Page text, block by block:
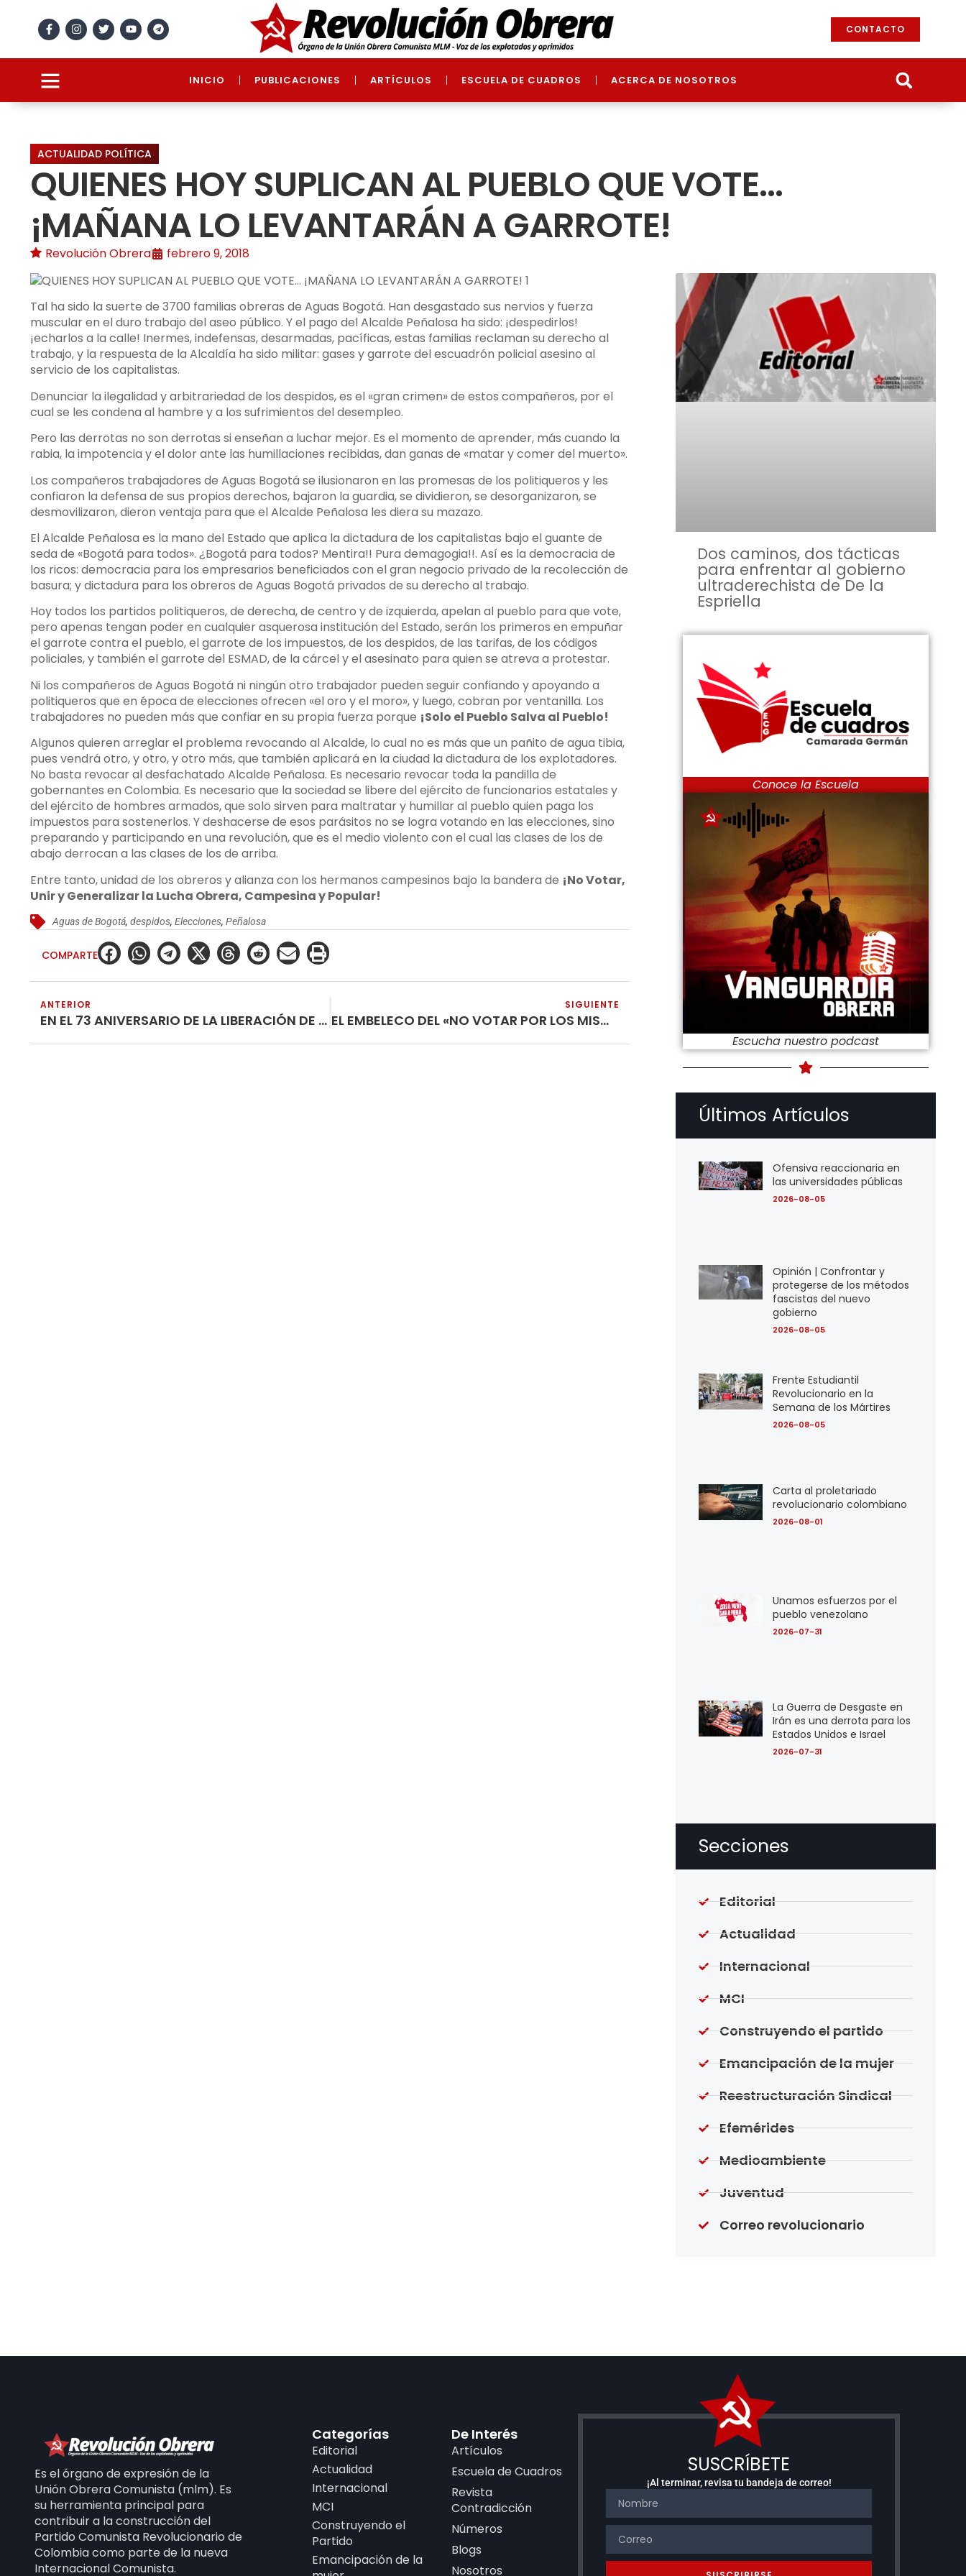
CONTACTO
INICIO PUBLICACIONES ARTÍCULOS ESCUELA DE CUADROS ACERCA DE NOSOTROS
ACTUALIDAD POLÍTICA
QUIENES HOY SUPLICAN AL PUEBLO QUE VOTE…
¡MAÑANA LO LEVANTARÁN A GARROTE!
Revolución Obrera febrero 9, 2018
Tal ha sido la suerte de 3700 familias obreras de Aguas Bogotá. Han desgastado sus nervios y fuerza
muscular en el duro trabajo del aseo público. Y el pago del Alcalde Peñalosa ha sido: ¡despedirlos!
¡echarlos a la calle! Inermes, indefensas, desarmadas, pacíficas, estas familias reclaman su derecho al
trabajo, y la respuesta de la Alcaldía ha sido militar: gases y garrote del escuadrón policial asesino al
servicio de los capitalistas.
Denunciar la ilegalidad y arbitrariedad de los despidos, es el «gran crimen» de estos compañeros, por el
cual se les condena al hambre y a los sufrimientos del desempleo.
Pero las derrotas no son derrotas si enseñan a luchar mejor. Es el momento de aprender, más cuando la
rabia, la impotencia y el dolor ante las humillaciones recibidas, dan ganas de «matar y comer del muerto».
Los compañeros trabajadores de Aguas Bogotá se ilusionaron en las promesas de los politiqueros y les
confiaron la defensa de sus propios derechos, bajaron la guardia, se dividieron, se desorganizaron, se
desmovilizaron, dieron ventaja para que el Alcalde Peñalosa les diera su mazazo.
El Alcalde Peñalosa es la mano del Estado que aplica la dictadura de los capitalistas bajo el guante de
seda de «Bogotá para todos». ¿Bogotá para todos? Mentira!! Pura demagogia!!. Así es la democracia de
los ricos: democracia para los empresarios beneficiados con el gran negocio privado de la recolección de
basura; y dictadura para los obreros de Aguas Bogotá privados de su derecho al trabajo.
Hoy todos los partidos politiqueros, de derecha, de centro y de izquierda, apelan al pueblo para que vote,
pero apenas tengan poder en cualquier asquerosa institución del Estado, serán los primeros en empuñar
el garrote contra el pueblo, el garrote de los impuestos, de los despidos, de las tarifas, de los códigos
policiales, y también el garrote del ESMAD, de la cárcel y el asesinato para quien se atreva a protestar.
Ni los compañeros de Aguas Bogotá ni ningún otro trabajador pueden seguir confiando y apoyando a
politiqueros que en época de elecciones ofrecen «el oro y el moro», y luego, cobran por ventanilla. Los
trabajadores no pueden más que confiar en su propia fuerza porque ¡Solo el Pueblo Salva al Pueblo!
Algunos quieren arreglar el problema revocando al Alcalde, lo cual no es más que un pañito de agua tibia,
pues vendrá otro, y otro, y otro más, que también aplicará en la ciudad la dictadura de los explotadores.
No basta revocar al desfachatado Alcalde Peñalosa. Es necesario revocar toda la pandilla de
gobernantes en Colombia. Es necesario que la sociedad se libere del ejército de funcionarios estatales y
del ejército de hombres armados, que solo sirven para maltratar y humillar al pueblo quien paga los
impuestos para sostenerlos. Y deshacerse de esos parásitos no se logra votando en las elecciones, sino
preparando y participando en una revolución, que es el medio violento con el cual las clases de los de
abajo derrocan a las clases de los de arriba.
Entre tanto, unidad de los obreros y alianza con los hermanos campesinos bajo la bandera de ¡No Votar,
Unir y Generalizar la Lucha Obrera, Campesina y Popular!
Aguas de Bogotá,despidos,Elecciones,Peñalosa
COMPARTE
ANTERIOR
EN EL 73 ANIVERSARIO DE LA LIBERACIÓN DE AUSCHWITZ
SIGUIENTE
EL EMBELECO DEL «NO VOTAR POR LOS MISMOS»
Dos caminos, dos tácticas
para enfrentar al gobierno
ultraderechista de De la
Espriella
Conoce la Escuela
Escucha nuestro podcast
Últimos Artículos
Ofensiva reaccionaria en
las universidades públicas
2026-08-05
Opinión | Confrontar y
protegerse de los métodos
fascistas del nuevo
gobierno
2026-08-05
Frente Estudiantil
Revolucionario en la
Semana de los Mártires
2026-08-05
Carta al proletariado
revolucionario colombiano
2026-08-01
Unamos esfuerzos por el
pueblo venezolano
2026-07-31
La Guerra de Desgaste en
Irán es una derrota para los
Estados Unidos e Israel
2026-07-31
Secciones
Editorial
Actualidad
Internacional
MCI
Construyendo el partido
Emancipación de la mujer
Reestructuración Sindical
Efemérides
Medioambiente
Juventud
Correo revolucionario
Es el órgano de expresión de la
Unión Obrera Comunista (mlm). Es
su herramienta principal para
contribuir a la construcción del
Partido Comunista Revolucionario de
Colombia como parte de la nueva
Internacional Comunista.
Categorías
Editorial
Actualidad
Internacional
MCI
Construyendo el
Partido
Emancipación de la
De Interés
Artículos
Escuela de Cuadros
Revista
Contradicción
Números
Blogs
Nosotros
SUSCRÍBETE
¡Al terminar, revisa tu bandeja de correo!